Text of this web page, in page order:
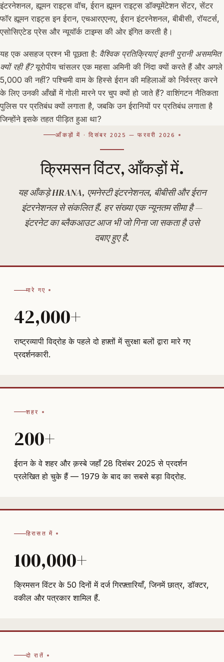
इंटरनेशनल, ह्यूमन राइट्स वॉच, ईरान ह्यूमन राइट्स डॉक्यूमेंटेशन सेंटर, सेंटर
फॉर ह्यूमन राइट्स इन ईरान, एचआरएएनए, ईरान इंटरनेशनल, बीबीसी, रॉयटर्स,
एसोसिएटेड प्रेस और न्यूयॉर्क टाइम्स की ओर इंगित करती है।
यह एक असहज प्रश्न भी पूछता है: वैश्विक प्रतिक्रियाएं इतनी पुरानी असममित
क्यों रही हैं?यूरोपीय चांसलर एक महसा अमिनी की निंदा क्यों करते हैं और अगले
5,000 की नहीं? पश्चिमी वाम के हिस्से ईरान की महिलाओं को निर्वस्त्र करने
के लिए उनकी आँखों में गोली मारने पर चुप क्यों हो जाते हैं? वाशिंगटन नैतिकता
पुलिस पर प्रतिबंध क्यों लगाता है, जबकि उन ईरानियों पर प्रतिबंध लगाता है
जिन्होंने इसके तहत पीड़ित हुआ था?
आँकड़ों में · दिसंबर 2025 — फरवरी 2026
क्रिमसन विंटर, आँकड़ों में.
यह आँकड़े HRANA, एमनेस्टी इंटरनेशनल, बीबीसी और ईरान
इंटरनेशनल से संकलित हैं. हर संख्या एक न्यूनतम सीमा है —
इंटरनेट का ब्लैकआउट आज भी जो गिना जा सकता है उसे
दबाए हुए है.
मारे गए
42,000+
राष्ट्रव्यापी विद्रोह के पहले दो हफ़्तों में सुरक्षा बलों द्वारा मारे गए
प्रदर्शनकारी.
शहर
200+
ईरान के वे शहर और क़स्बे जहाँ 28 दिसंबर 2025 से प्रदर्शन
प्रलेखित हो चुके हैं — 1979 के बाद का सबसे बड़ा विद्रोह.
हिरासत में
100,000+
क्रिमसन विंटर के 50 दिनों में दर्ज गिरफ़्तारियाँ, जिनमें छात्र, डॉक्टर,
वकील और पत्रकार शामिल हैं.
दो रातें